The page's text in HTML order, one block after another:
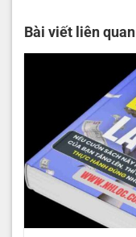
Bài viết liên quan